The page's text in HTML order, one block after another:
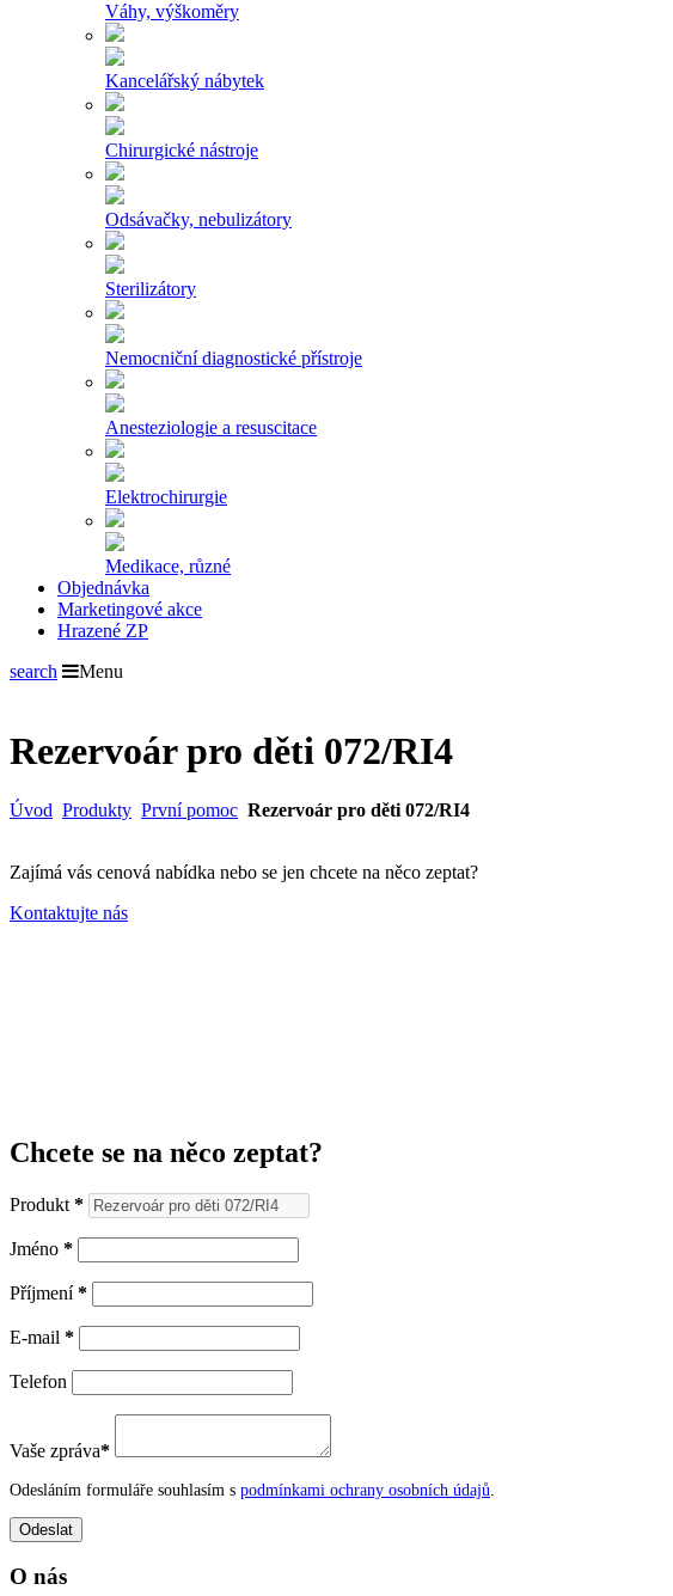
Váhy, výškoměry
Kancelářský nábytek
Chirurgické nástroje
Odsávačky, nebulizátory
Sterilizátory
Nemocniční diagnostické přístroje
Anesteziologie a resuscitace
Elektrochirurgie
Medikace, různé
Objednávka
Marketingové akce
Hrazené ZP
search
Menu
Rezervoár pro děti 072/RI4
Úvod Produkty První pomoc Rezervoár pro děti 072/RI4
Zajímá vás cenová nabídka nebo se jen chcete na něco zeptat?
Kontaktujte nás
Chcete se na něco zeptat?
Produkt *
Jméno *
Příjmení*
E-mail *
Telefon
Vaše zpráva*
Odesláním formuláře souhlasím s podmínkami ochrany osobních údajů
O nás